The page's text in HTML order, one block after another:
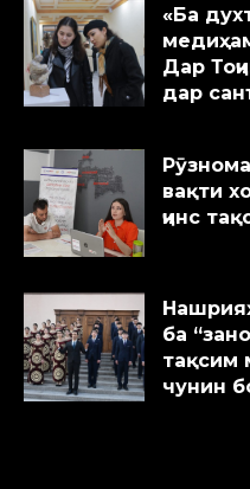
«Ба
Дар
дар
вақти
ҷинс
ба
тақсим
чунин